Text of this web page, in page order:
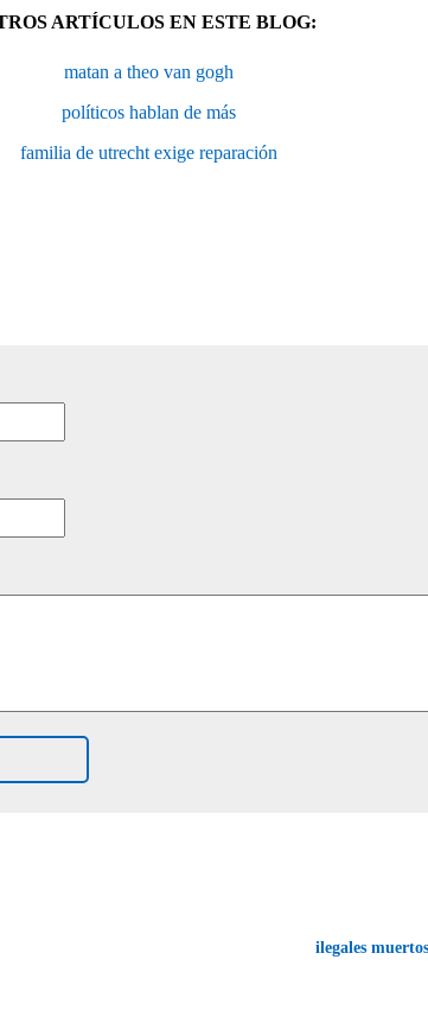
ARTÍCULOS EN ESTE BLOG:
matan a theo van gogh
políticos hablan de más
familia de utrecht exige reparación
ilegales